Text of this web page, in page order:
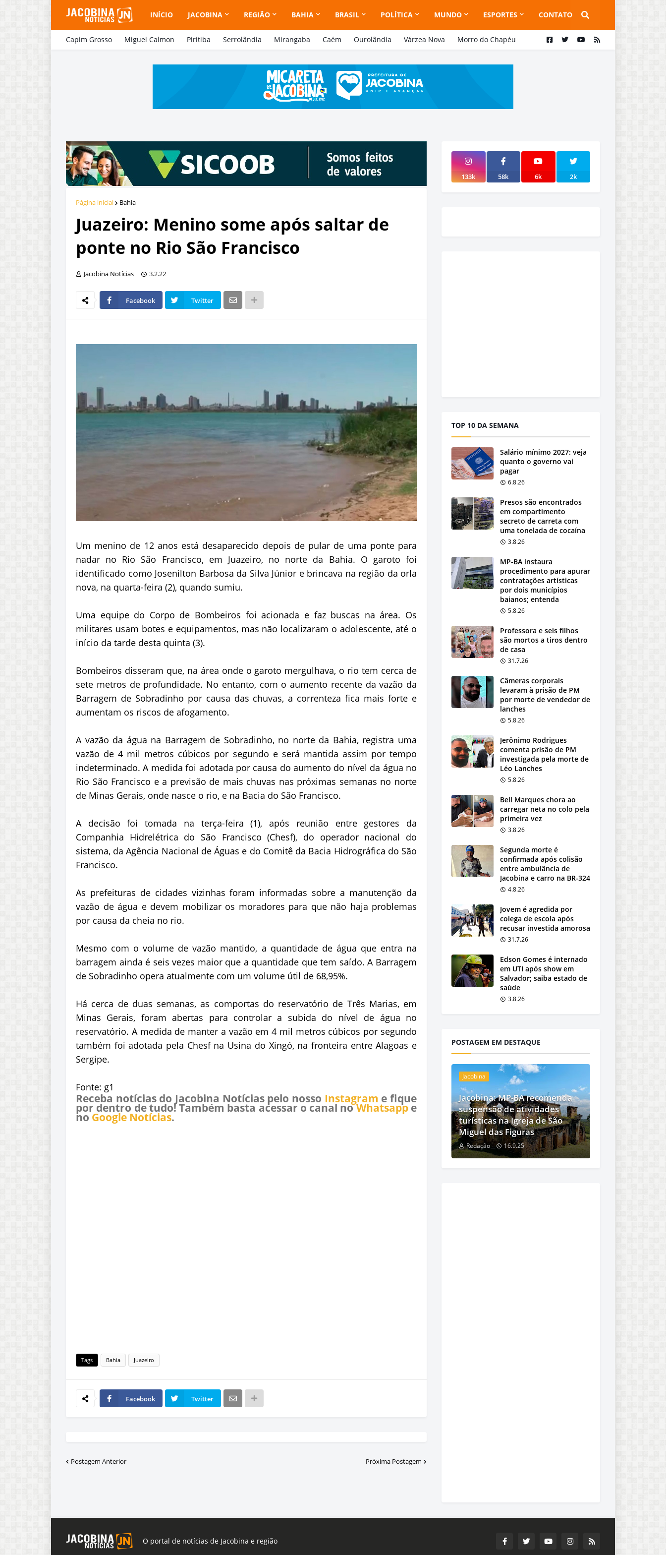
INÍCIO JACOBINA REGIÃO BAHIA BRASIL POLÍTICA MUNDO ESPORTES CONTATO
Capim Grosso Miguel Calmon Piritiba Serrolândia Mirangaba Caém Ourolândia Várzea Nova Morro do Chapéu
Página inicial Bahia
Juazeiro: Menino some após saltar de
ponte no Rio São Francisco
Jacobina Notícias 3.2.22
Facebook Twitter
Um menino de 12 anos está desaparecido depois de pular de uma ponte para
nadar no Rio São Francisco, em Juazeiro, no norte da Bahia. O garoto foi
identificado como Josenilton Barbosa da Silva Júnior e brincava na região da orla
nova, na quarta-feira (2), quando sumiu.
Uma equipe do Corpo de Bombeiros foi acionada e faz buscas na área. Os
militares usam botes e equipamentos, mas não localizaram o adolescente, até o
início da tarde desta quinta (3).
Bombeiros disseram que, na área onde o garoto mergulhava, o rio tem cerca de
sete metros de profundidade. No entanto, com o aumento recente da vazão da
Barragem de Sobradinho por causa das chuvas, a correnteza fica mais forte e
aumentam os riscos de afogamento.
A vazão da água na Barragem de Sobradinho, no norte da Bahia, registra uma
vazão de 4 mil metros cúbicos por segundo e será mantida assim por tempo
indeterminado. A medida foi adotada por causa do aumento do nível da água no
Rio São Francisco e a previsão de mais chuvas nas próximas semanas no norte
de Minas Gerais, onde nasce o rio, e na Bacia do São Francisco.
A decisão foi tomada na terça-feira (1), após reunião entre gestores da
Companhia Hidrelétrica do São Francisco (Chesf), do operador nacional do
sistema, da Agência Nacional de Águas e do Comitê da Bacia Hidrográfica do São
Francisco.
As prefeituras de cidades vizinhas foram informadas sobre a manutenção da
vazão de água e devem mobilizar os moradores para que não haja problemas
por causa da cheia no rio.
Mesmo com o volume de vazão mantido, a quantidade de água que entra na
barragem ainda é seis vezes maior que a quantidade que tem saído. A Barragem
de Sobradinho opera atualmente com um volume útil de 68,95%.
Há cerca de duas semanas, as comportas do reservatório de Três Marias, em
Minas Gerais, foram abertas para controlar a subida do nível de água no
reservatório. A medida de manter a vazão em 4 mil metros cúbicos por segundo
também foi adotada pela Chesf na Usina do Xingó, na fronteira entre Alagoas e
Sergipe.
Fonte: g1
Receba notícias do Jacobina Notícias pelo nosso Instagram e fique
por dentro de tudo! Também basta acessar o canal noWhatsappe
no Google Notícias.
Tags Bahia Juazeiro
Facebook Twitter
Postagem Anterior Próxima Postagem
133k 58k 6k 2k
TOP 10 DA SEMANA
Salário mínimo 2027: veja
quanto o governo vai
pagar
6.8.26
Presos são encontrados
em compartimento
secreto de carreta com
uma tonelada de cocaína
3.8.26
MP-BA instaura
procedimento para apurar
contratações artísticas
por dois municípios
baianos; entenda
5.8.26
Professora e seis filhos
são mortos a tiros dentro
de casa
31.7.26
Câmeras corporais
levaram à prisão de PM
por morte de vendedor de
lanches
5.8.26
Jerônimo Rodrigues
comenta prisão de PM
investigada pela morte de
Léo Lanches
5.8.26
Bell Marques chora ao
carregar neta no colo pela
primeira vez
3.8.26
Segunda morte é
confirmada após colisão
entre ambulância de
Jacobina e carro na BR-324
4.8.26
Jovem é agredida por
colega de escola após
recusar investida amorosa
31.7.26
Edson Gomes é internado
em UTI após show em
Salvador; saiba estado de
saúde
3.8.26
POSTAGEM EM DESTAQUE
Jacobina
Jacobina: MP-BA recomenda
suspensão de atividades
turísticas na Igreja de São
Miguel das Figuras
Redação 16.9.25
O portal de notícias de Jacobina e região